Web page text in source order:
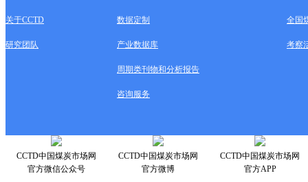
关于CCTD 数据定制 全国
研究团队 产业数据库 考察
周期类刊物和分析报告
咨询服务
CCTD中国煤炭市场网
官方微信公众号
CCTD中国煤炭市场网
官方微博
CCTD中国煤炭市场网
官方APP